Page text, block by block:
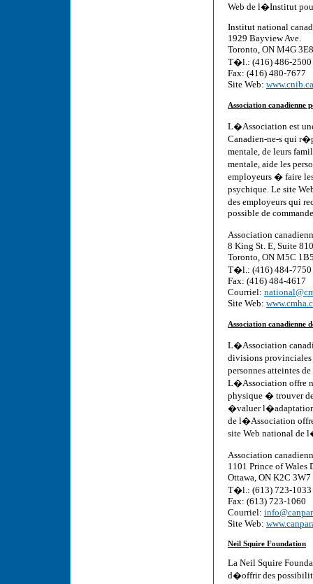
Web de l�Institut
Institut national
1929 Bayview Ave.
Toronto, ON M4G 3E8
T�l.: (416) 486-2500
Fax: (416) 480-7677
Site Web: www.cnib.ca
Association canadienne
L�Association est
Canadien-ne-s qui
mentale, de leurs
mentale, aide les
employeurs � faire
psychique. Le site
des employeurs qui
possible de
Association
8 King St. E, Suite 810
Toronto, ON M5C
T�l.: (416) 484-7750
Fax: (416) 484-4617
Courriel:
Site Web:
Association canadienne
L�Association
divisions
personnes atteintes
L�Association offre
physique � trouver
�valuer l�adaptation
de l�Association
site Web national de
Association
1101 Prince of Wales
Ottawa, ON K2C 3W7
T�l.: (613) 723-1033
Fax: (613) 723-1060
Courriel:
Site Web:
Neil Squire Foundation
La Neil Squire
d�offrir des